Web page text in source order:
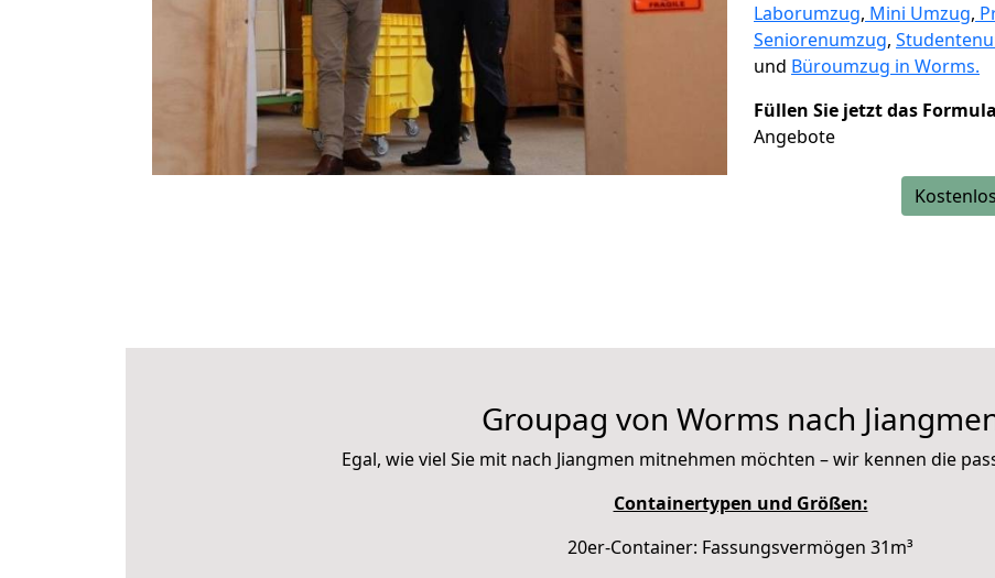
Laborumzug, Mini Umzug,
Seniorenumzug,
und Büroumzug in Worms.
Füllen Sie jetzt das
Angebote
Groupag von Worms nach
Egal, wie viel Sie mit nach Jiangmen mitnehmen möchten – wir kennen die
Containertypen und Größen:
20er-Container: Fassungsvermögen 31m³